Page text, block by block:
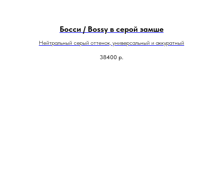
Босси / Bossy в серой замше
Нейтральный серый оттенок, универсальный и аккуратный
38400 р.